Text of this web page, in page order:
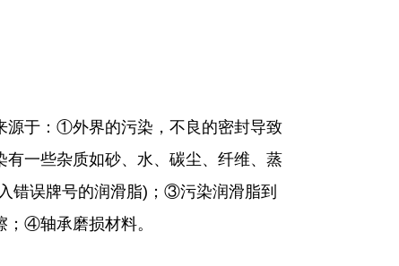
于：①外界的污染，不良的密封导致
一些杂质如砂、水、碳尘、纤维、蒸
错误牌号的润滑脂)；③污染润滑脂到
；④轴承磨损材料。